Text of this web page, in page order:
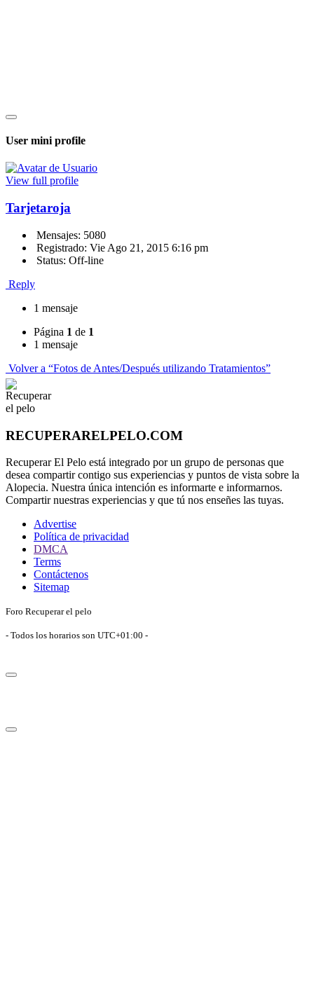
User mini profile
View full profile
Tarjetaroja
Mensajes: 5080
Registrado: Vie Ago 21, 2015 6:16 pm
Status: Off-line
Reply
1 mensaje
Página 1 de 1
1 mensaje
Volver a “Fotos de Antes/Después utilizando Tratamientos”
RECUPERARELPELO.COM
Recuperar El Pelo está integrado por un grupo de personas que
desea compartir contigo sus experiencias y puntos de vista sobre la
Alopecia. Nuestra única intención es informarte e informarnos.
Compartir nuestras experiencias y que tú nos enseñes las tuyas.
Advertise
Política de privacidad
DMCA
Terms
Contáctenos
Sitemap
Foro Recuperar el pelo
- Todos los horarios son UTC+01:00 -